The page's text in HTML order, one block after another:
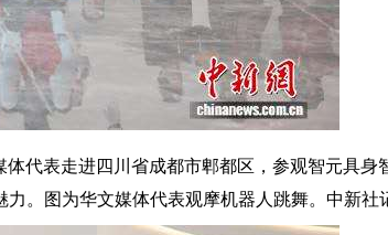
代表走进四川省成都市郫都区，参观智元具身
。图为华文媒体代表观摩机器人跳舞。中新社